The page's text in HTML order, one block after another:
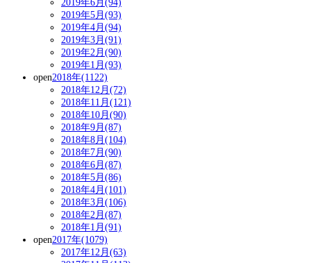
2019年6月(94)
2019年5月(93)
2019年4月(94)
2019年3月(91)
2019年2月(90)
2019年1月(93)
open2018年(1122)
2018年12月(72)
2018年11月(121)
2018年10月(90)
2018年9月(87)
2018年8月(104)
2018年7月(90)
2018年6月(87)
2018年5月(86)
2018年4月(101)
2018年3月(106)
2018年2月(87)
2018年1月(91)
open2017年(1079)
2017年12月(63)